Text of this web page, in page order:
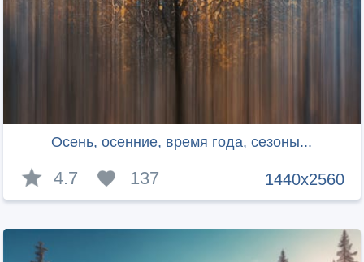
Осень, осенние, время года, сезоны...
1440x2560
4.7 137